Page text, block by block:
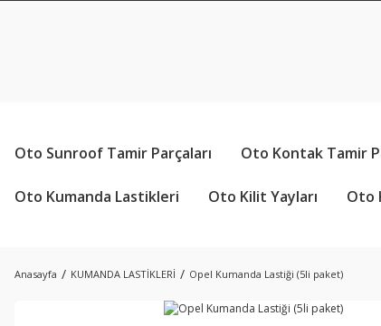
Oto Sunroof Tamir Parçaları Oto Kontak Tamir
Oto Kumanda Lastikleri Oto Kilit Yayları Oto
Anasayfa KUMANDA LASTİKLERİ Opel Kumanda Lastiği (5li paket)